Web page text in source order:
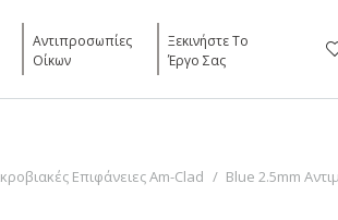
Αντιπροσωπίες
Οίκων
Ξεκινήστε Το
Έργο Σας
Επιφάνειες Am-Clad Blue 2.5mm